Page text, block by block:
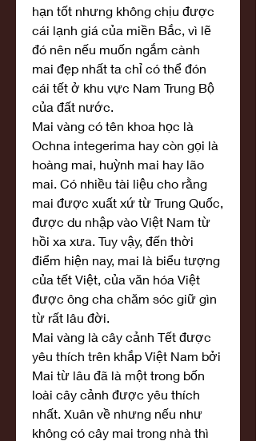
hạn tốt nhưng không chịu được
cái lạnh giá của miền Bắc, vì lẽ
đó nên nếu muốn ngắm cành
mai đẹp nhất ta chỉ có thể đón
cái tết ở khu vực Nam Trung Bộ
của đất nước.
Mai vàng có tên khoa học là
Ochna integerima hay còn gọi là
hoàng mai, huỳnh mai hay lão
mai. Có nhiều tài liệu cho rằng
mai được xuất xứ từ Trung Quốc,
được du nhập vào Việt Nam từ
hồi xa xưa. Tuy vậy, đến thời
điểm hiện nay, mai là biểu tượng
của tết Việt, của văn hóa Việt
được ông cha chăm sóc giữ gìn
từ rất lâu đời.
Mai vàng là cây cảnh Tết được
yêu thích trên khắp Việt Nam bởi
Mai từ lâu đã là một trong bốn
loài cây cảnh được yêu thích
nhất. Xuân về nhưng nếu như
không có cây mai trong nhà thì